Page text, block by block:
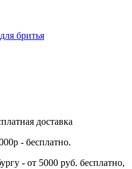
бритья
доставка
- бесплатно.
- от 5000 руб. бесплатно,